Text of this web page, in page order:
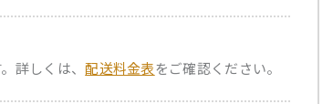
詳しくは、配送料金表をご確認ください。